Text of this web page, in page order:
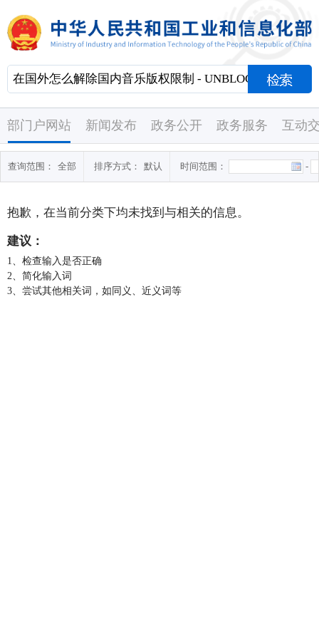
部门户网站 新闻发布 政务公开 政务服务 互动
查询范围： 全部 排序方式： 默认 时间范围： -
抱歉，在当前分类下均未找到与相关的信息。
建议：
1、检查输入是否正确
2、简化输入词
3、尝试其他相关词，如同义、近义词等